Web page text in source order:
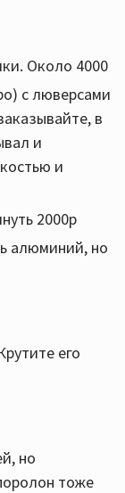
Около 4000
с люверсами
в
и
и
2000р
алюминий, но
его
но
тоже